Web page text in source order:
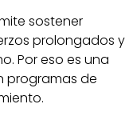
sostener
prolongados y
Por eso es una
programas de